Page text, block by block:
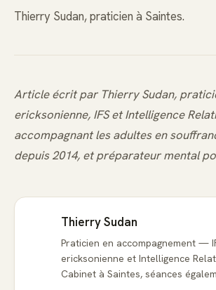
Thierry Sudan, praticien à Saintes.
Article écrit par Thierry Sudan,
ericksonienne, IFS et Intelligence
accompagnant les adultes en
depuis 2014, et préparateur mental
Thierry Sudan
Praticien en accompagnement —
ericksonienne et Intelligence
Cabinet à Saintes, séances